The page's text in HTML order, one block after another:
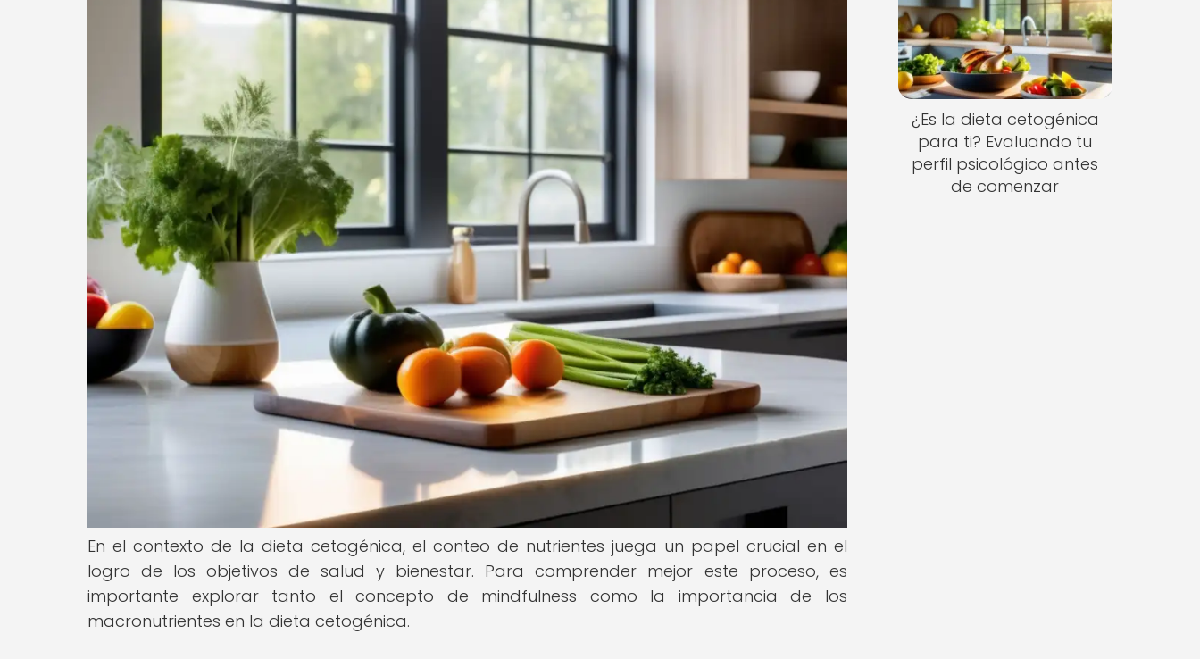
En el contexto de la dieta cetogénica, el conteo de nutrientes juega un papel crucial en el
logro de los objetivos de salud y bienestar. Para comprender mejor este proceso, es
importante explorar tanto el concepto de mindfulness como la importancia de los
macronutrientes en la dieta cetogénica.
¿Es la dieta cetogénica
para ti? Evaluando tu
perfil psicológico antes
de comenzar